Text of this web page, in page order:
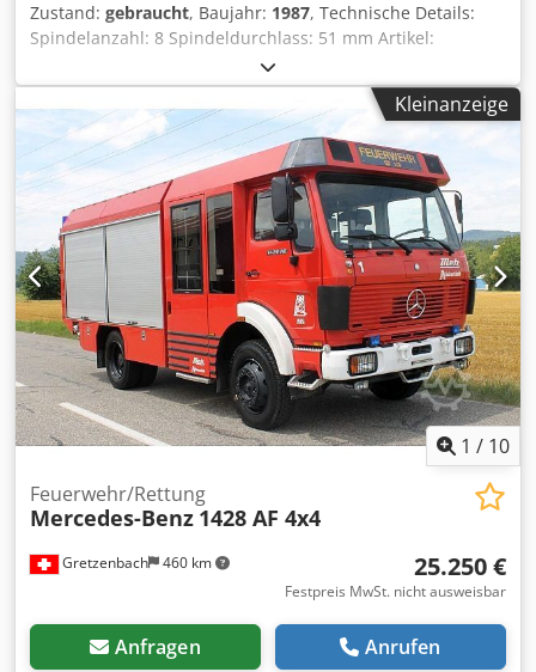
Zustand: gebraucht, Baujahr: 1987, Technische Details:
Spindelanzahl: 8 Spindeldurchlass: 51 mm Artikel:
Mehrspindeldrehautomat Fabrikat: Schütte Typ: AF51
Baujahr: 1987 Sechsspindel-Drehautomat 8 Hauptspindeln
max. Nenn-Durchlass D=51mm Steuerung SIEMENS
SIMATIC S5 Greifer in Lage 7, für rückwärtige Bearbeitung
Gewindeschneidantrieb unabhängiger Vorschub in Lage
2/3 elektronisches Nockenschaltwerk Balluff Crodoiay
Sfopfx Ad Iof Klartextanzeige Wöhrle
Kühlmittelzusatzpumpe Magnetkerzenfilter Öl-Betrieb
inklusive Lademagazin IEMCA PRA40/37/F, Baujahr 1987,
(Bündellader) Lackierung in Lichtblau und Lichtgrau
Werkzeugkonfiguration wird vom Bildmaterial abweichen.
Bitte kontaktieren Sie uns für weitere Informationen und
Bilder über mail(at) oder *
Kleinanzeige
1 / 10
Gretzenbach 460 km
Feuerwehr/Rettung
Mercedes-Benz 1428 AF 4x4
25.250 €
Festpreis MwSt. nicht ausweisbar
Anfragen Anrufen